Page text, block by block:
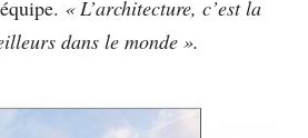
« L’architecture, c’est la
dans le monde ».